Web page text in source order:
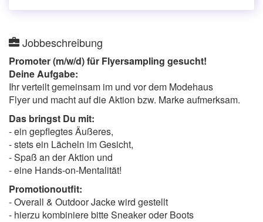
Jobbeschreibung
Promoter (m/w/d) für Flyersampling gesucht!
Deine Aufgabe:
Ihr verteilt gemeinsam im und vor dem Modehaus
Flyer und macht auf die Aktion bzw. Marke aufmerksam.
Das bringst Du mit:
- ein gepflegtes Äußeres,
- stets ein Lächeln im Gesicht,
- Spaß an der Aktion und
- eine Hands-on-Mentalität!
Promotionoutfit:
- Overall & Outdoor Jacke wird gestellt
- hierzu kombiniere bitte Sneaker oder Boots